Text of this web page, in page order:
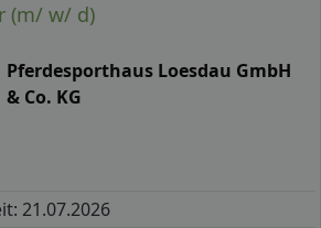
(m/ w/ d)
Pferdesporthaus Loesdau GmbH
& Co. KG
21.07.2026